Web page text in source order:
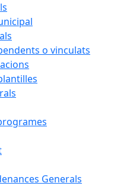
o vinculats
Generals